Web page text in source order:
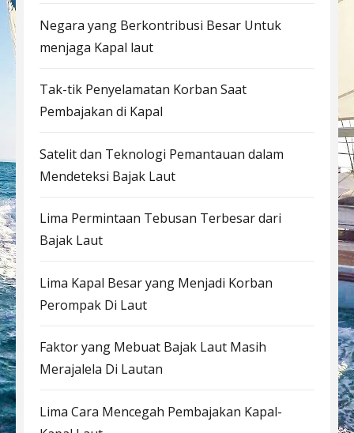
Negara yang Berkontribusi Besar Untuk
menjaga Kapal laut
Tak-tik Penyelamatan Korban Saat
Pembajakan di Kapal
Satelit dan Teknologi Pemantauan dalam
Mendeteksi Bajak Laut
Lima Permintaan Tebusan Terbesar dari
Bajak Laut
Lima Kapal Besar yang Menjadi Korban
Perompak Di Laut
Faktor yang Mebuat Bajak Laut Masih
Merajalela Di Lautan
Lima Cara Mencegah Pembajakan Kapal-